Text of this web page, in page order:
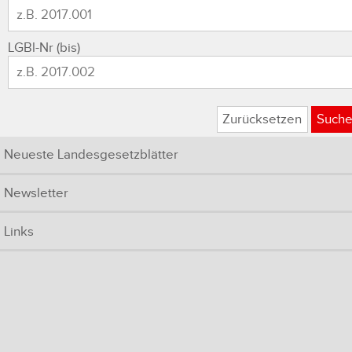
LGBl-Nr (bis)
Zurücksetzen
Neueste Landesgesetzblätter
Newsletter
Links